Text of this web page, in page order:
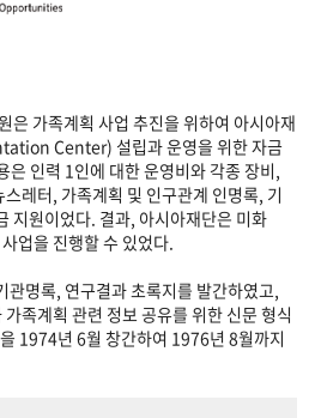
은 가족계획 사업 추진을 위하여 아시아재
Center) 설립과 운영을 위한 자금
은 인력 1인에 대한 운영비와 각종 장비,
레터, 가족계획 및 인구관계 인명록, 기
지원이었다. 결과, 아시아재단은 미화
업을 진행할 수 있었다.
관명록, 연구결과 초록지를 발간하였고,
족계획 관련 정보 공유를 위한 신문 형식
1974년 6월 창간하여 1976년 8월까지